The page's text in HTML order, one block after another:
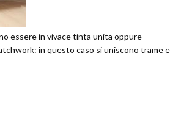
essere in vivace tinta unita oppure
in questo caso si uniscono trame e